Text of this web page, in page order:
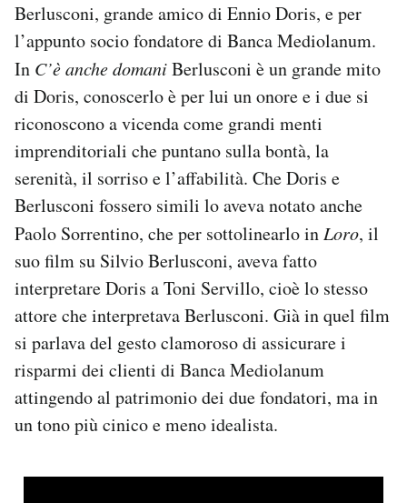
Berlusconi, grande amico di Ennio Doris, e per
l’appunto socio fondatore di Banca Mediolanum.
In C’è anche domaniBerlusconi è un grande mito
di Doris, conoscerlo è per lui un onore e i due si
riconoscono a vicenda come grandi menti
imprenditoriali che puntano sulla bontà, la
serenità, il sorriso e l’affabilità. Che Doris e
Berlusconi fossero simili lo aveva notato anche
Paolo Sorrentino, che per sottolinearlo inLoro, il
suo film su Silvio Berlusconi, aveva fatto
interpretare Doris a Toni Servillo, cioè lo stesso
attore che interpretava Berlusconi. Già in quel film
si parlava del gesto clamoroso di assicurare i
risparmi dei clienti di Banca Mediolanum
attingendo al patrimonio dei due fondatori, ma in
un tono più cinico e meno idealista.